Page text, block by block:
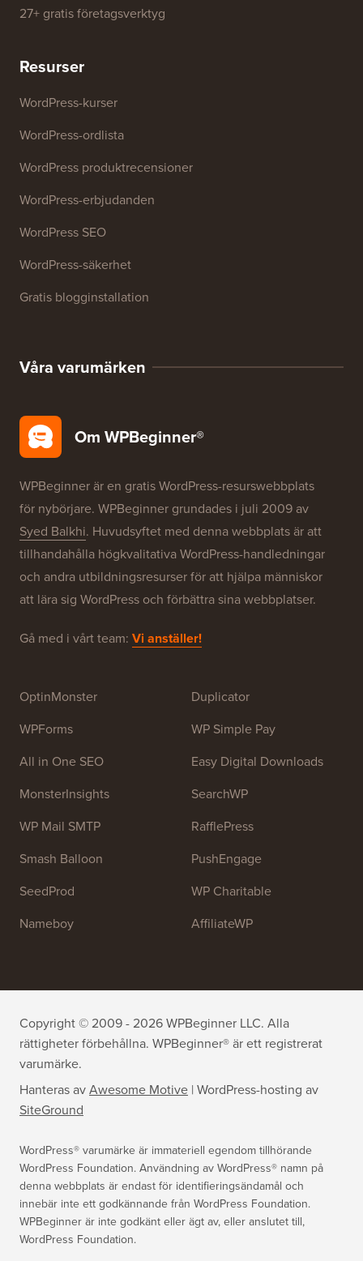
27+ gratis företagsverktyg
Resurser
WordPress-kurser
WordPress-ordlista
WordPress produktrecensioner
WordPress-erbjudanden
WordPress SEO
WordPress-säkerhet
Gratis blogginstallation
Våra varumärken
Om WPBeginner®
WPBeginner är en gratis WordPress-resurswebbplats
för nybörjare. WPBeginner grundades i juli 2009 av
Syed Balkhi. Huvudsyftet med denna webbplats är att
tillhandahålla högkvalitativa WordPress-handledningar
och andra utbildningsresurser för att hjälpa människor
att lära sig WordPress och förbättra sina webbplatser.
Gå med i vårt team: Vi anställer!
OptinMonster
WPForms
All in One SEO
MonsterInsights
WP Mail SMTP
Smash Balloon
SeedProd
Nameboy
Duplicator
WP Simple Pay
Easy Digital Downloads
SearchWP
RafflePress
PushEngage
WP Charitable
AffiliateWP
Copyright © 2009 - 2026 WPBeginner LLC. Alla
rättigheter förbehållna. WPBeginner® är ett registrerat
varumärke.
Hanteras avAwesome Motive | WordPress-hosting av
SiteGround
WordPress® varumärke är immateriell egendom tillhörande
WordPress Foundation. Användning av WordPress® namn på
denna webbplats är endast för identifieringsändamål och
innebär inte ett godkännande från WordPress Foundation.
WPBeginner är inte godkänt eller ägt av, eller anslutet till,
WordPress Foundation.